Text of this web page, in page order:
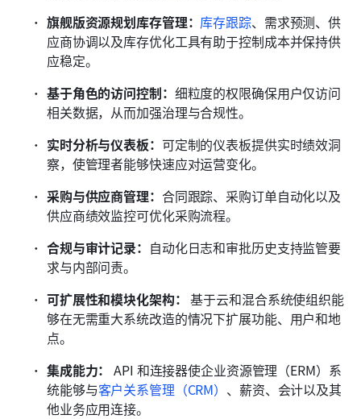
旗舰版资源规划库存管理： 库存跟踪、需求预测、供
应商协调以及库存优化工具有助于控制成本并保持供
应稳定。
基于角色的访问控制： 细粒度的权限确保用户仅访问
相关数据，从而加强治理与合规性。
实时分析与仪表板： 可定制的仪表板提供实时绩效洞
察，使管理者能够快速应对运营变化。
采购与供应商管理： 合同跟踪、采购订单自动化以及
供应商绩效监控可优化采购流程。
合规与审计记录： 自动化日志和审批历史支持监管要
求与内部问责。
可扩展性和模块化架构： 基于云和混合系统使组织能
够在无需重大系统改造的情况下扩展功能、用户和地
点。
集成能力： API 和连接器使企业资源管理（ERM）系
统能够与客户关系管理（CRM） 、薪资、会计以及其
他业务应用连接。